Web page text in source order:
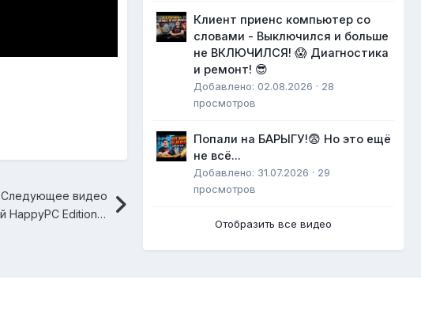
Следующее видео
Урааа!!! Продали первый HappyPC Edition One (E1) за 82000 рублей. Получится ли у нас развиться??
Клиент приенс компьютер со
словами - Выключился и больше
не ВКЛЮЧИЛСЯ! 😱 Диагностика
и ремонт! 😎
Добавлено: 02.08.2026 · 28
просмотров
Попали на БАРЫГУ!😨 Но это ещё
не всё...
Добавлено: 31.07.2026 · 29
просмотров
Отобразить все видео